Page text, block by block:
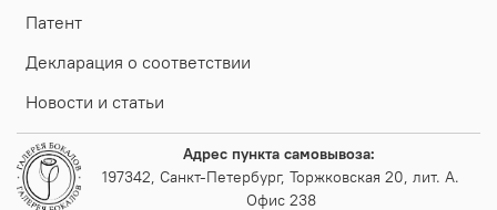
Патент
Декларация о соответствии
Новости и статьи
Адрес пункта самовывоза:
197342, Санкт-Петербург, Торжковская 20, лит. А.
Офис 238